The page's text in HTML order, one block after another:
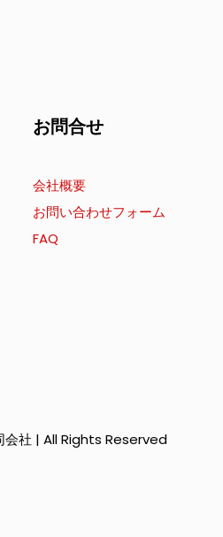
お問合せ
会社概要
お問い合わせフォーム
FAQ
会社 | All Rights Reserved